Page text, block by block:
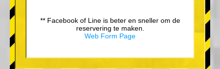
** Facebook of Line is beter en sneller om de
reservering te maken.
Web Form Page